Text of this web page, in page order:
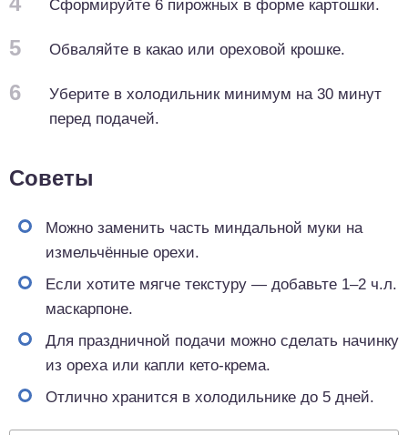
Сформируйте 6 пирожных в форме картошки.
5 Обваляйте в какао или ореховой крошке.
6
Уберите в холодильник минимум на 30 минут
перед подачей.
Советы
Можно заменить часть миндальной муки на
измельчённые орехи.
Если хотите мягче текстуру — добавьте 1–2 ч.л.
маскарпоне.
Для праздничной подачи можно сделать начинку
из ореха или капли кето-крема.
Отлично хранится в холодильнике до 5 дней.